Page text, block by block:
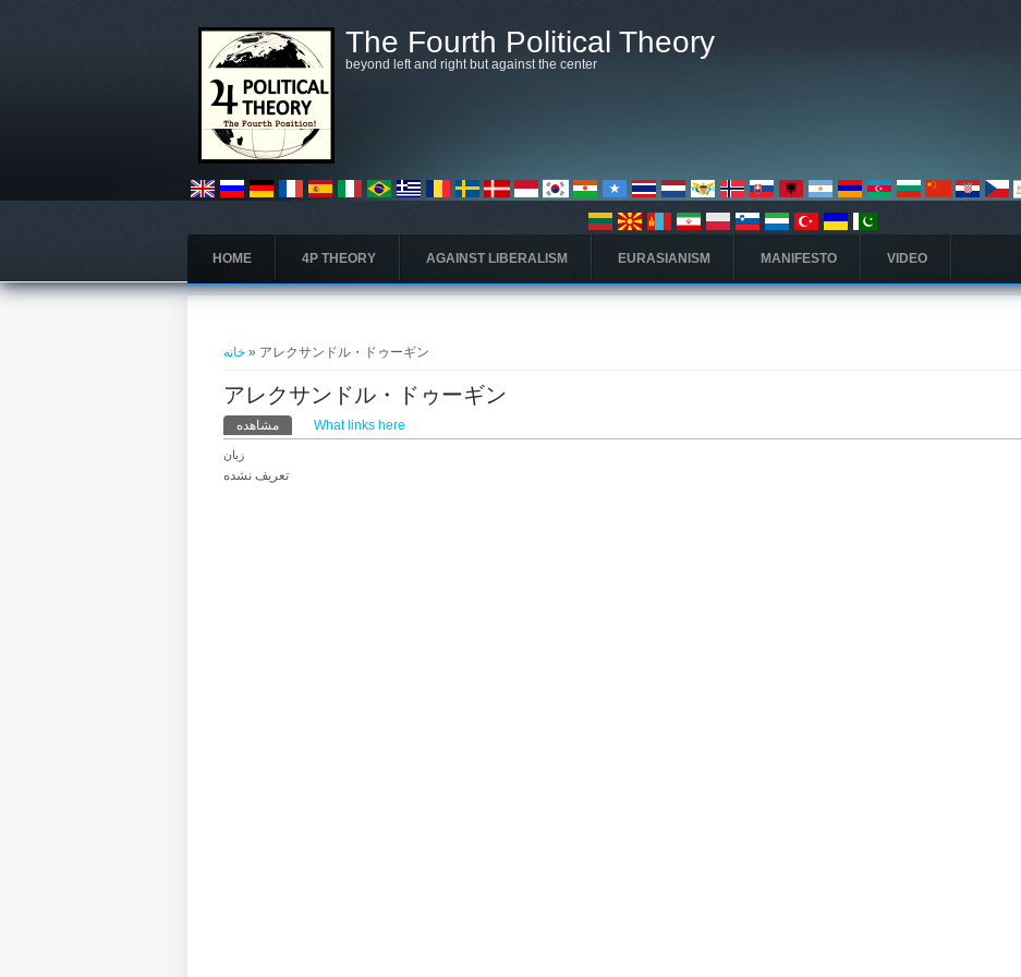
The Fourth Political Theory
beyond left and right but against the center
HOME 4P THEORY AGAINST LIBERALISM EURASIANISM MANIFESTO VIDEO
خانه » アレクサンドル・ドゥーギン
アレクサンドル・ドゥーギン
تب‌های اولیه
مشاهده (لبه فعال)
What links here
زبان
تعریف نشده